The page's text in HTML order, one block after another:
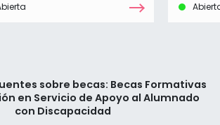
sobre becas: Becas Formativas
en Servicio de Apoyo al Alumnado
con Discapacidad